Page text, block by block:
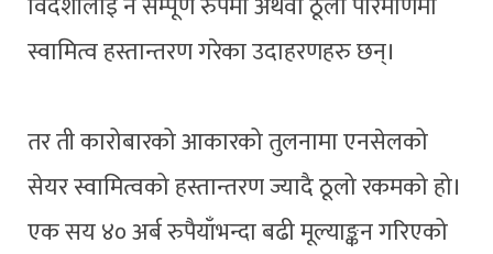
स्वामित्व हस्तान्तरण गरेका उदाहरणहरु छन्।
तर ती कारोबारको आकारको तुलनामा एनसेलको
सेयर स्वामित्वको हस्तान्तरण ज्यादै ठूलो रकमको हो।
एक सय ४० अर्ब रुपैयाँभन्दा बढी मूल्याङ्कन गरिएको